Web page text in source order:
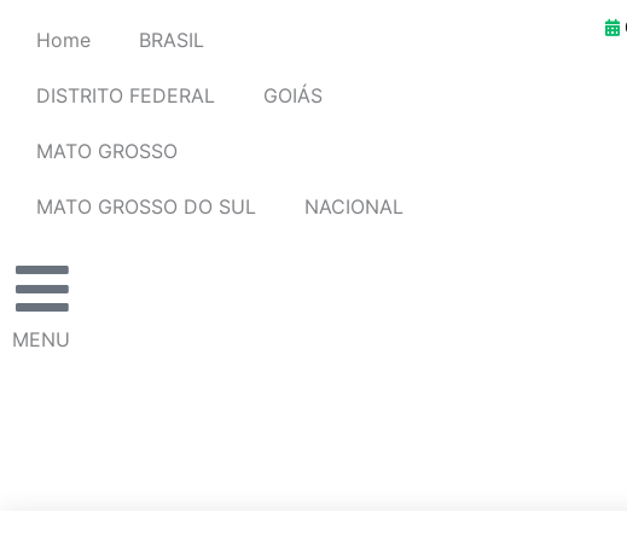
para
conteúdo
Home BRASIL
DISTRITO FEDERAL GOIÁS
MATO GROSSO
MATO GROSSO DO SUL NACIONAL
MENU